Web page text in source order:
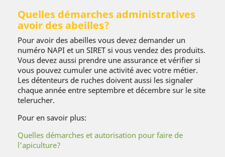
Quelles démarches administratives
avoir des abeilles?
Pour avoir des abeilles vous devez demander un
numéro NAPI et un SIRET si vous vendez des produits.
Vous devez aussi prendre une assurance et vérifier si
vous pouvez cumuler une activité avec votre métier.
Les détenteurs de ruches doivent aussi les signaler
chaque année entre septembre et décembre sur le site
telerucher.
Pour en savoir plus:
Quelles démarches et autorisation pour faire de
l'apiculture?